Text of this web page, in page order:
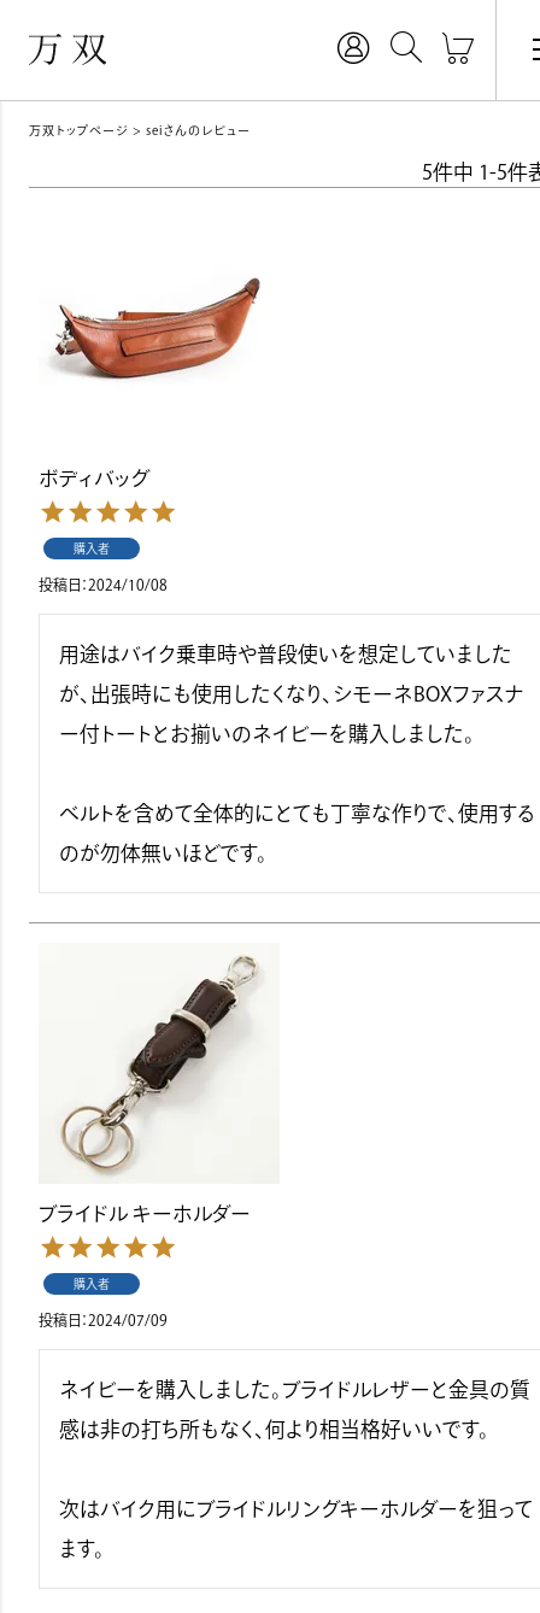
万双トップページ seiさんのレビュー
5件中 1-5件
ボディバッグ
購入者
投稿日 2024/10/08
用途はバイク乗車時や普段使いを想定していました
が、出張時にも使用したくなり、シモーネBOXファスナ
ー付トートとお揃いのネイビーを購入しました。
ベルトを含めて全体的にとても丁寧な作りで、使用する
のが勿体無いほどです。
ブライドル キーホルダー
購入者
投稿日 2024/07/09
ネイビーを購入しました。ブライドルレザーと金具の質
感は非の打ち所もなく、何より相当格好いいです。
次はバイク用にブライドルリングキーホルダーを狙って
ます。